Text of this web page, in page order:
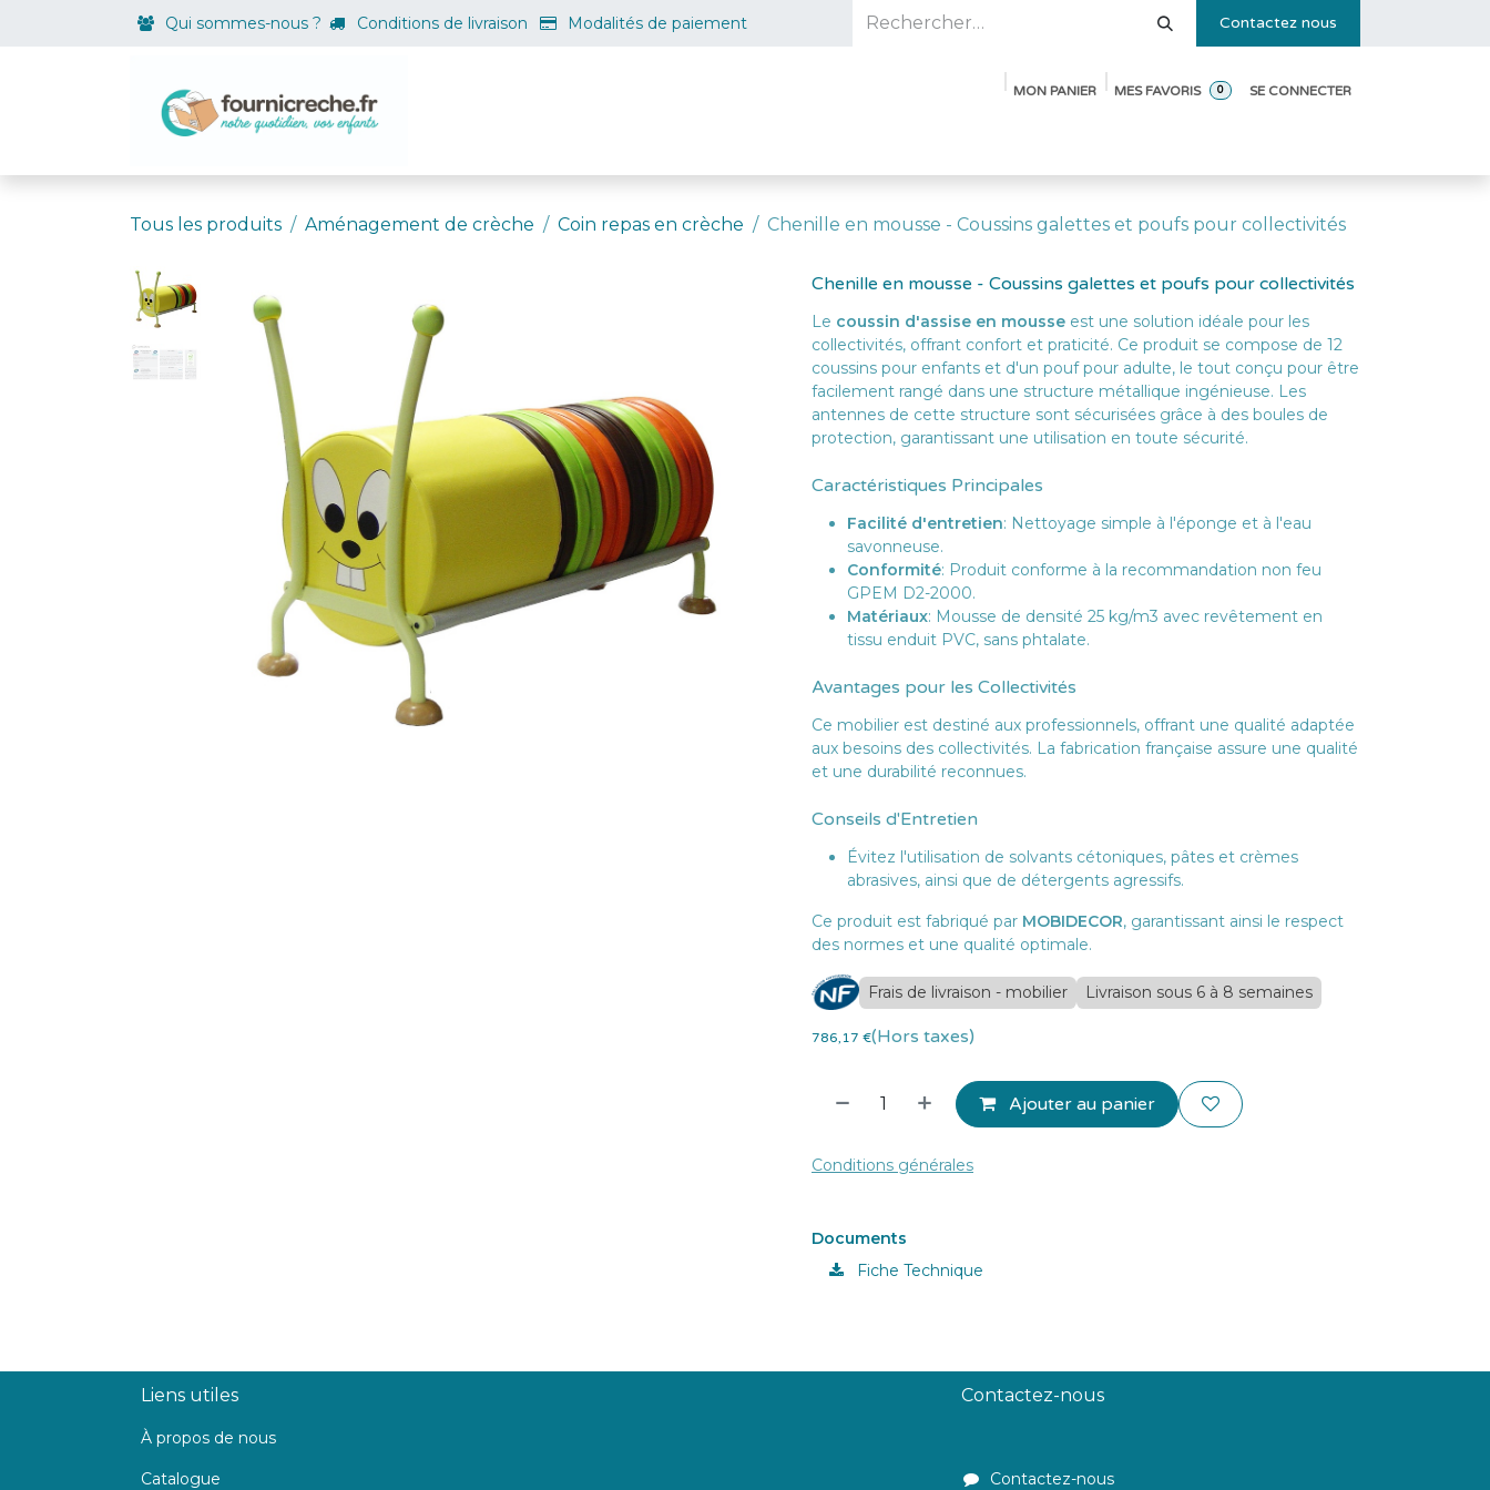
Se rendre au contenuQui sommes-nous ? Conditions de livraison Modalités de paiement Contactez nous
MON PANIER 0
MES FAVORIS SE CONNECTER
Tous les produits Aménagement de crèche Coin repas en crèche Chenille en mousse - Coussins galettes et poufs pour collectivités
Chenille en mousse - Coussins galettes et poufs pour collectivités
Le coussin d'assise en mousse est une solution idéale pour les
collectivités, offrant confort et praticité. Ce produit se compose de 12
coussins pour enfants et d'un pouf pour adulte, le tout conçu pour être
facilement rangé dans une structure métallique ingénieuse. Les
antennes de cette structure sont sécurisées grâce à des boules de
protection, garantissant une utilisation en toute sécurité.
Caractéristiques Principales
Facilité d'entretien: Nettoyage simple à l'éponge et à l'eau
savonneuse.
Conformité: Produit conforme à la recommandation non feu
GPEM D2-2000.
Matériaux: Mousse de densité 25 kg/m3 avec revêtement en
tissu enduit PVC, sans phtalate.
Avantages pour les Collectivités
Ce mobilier est destiné aux professionnels, offrant une qualité adaptée
aux besoins des collectivités. La fabrication française assure une qualité
et une durabilité reconnues.
Conseils d'Entretien
Évitez l'utilisation de solvants cétoniques, pâtes et crèmes
abrasives, ainsi que de détergents agressifs.
Ce produit est fabriqué par MOBIDECOR, garantissant ainsi le respect
des normes et une qualité optimale.
Frais de livraison - mobilier Livraison sous 6 à 8 semaines
786,17 €(Hors taxes)
Ajouter au panier
Conditions générales
Documents
Fiche Technique
Liens utiles
À propos de nous
Catalogue
Contactez-nous
Contactez-nous